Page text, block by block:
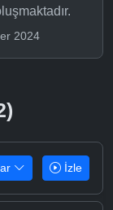
2024
İzle